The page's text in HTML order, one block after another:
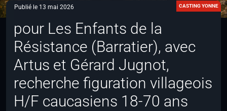
Publié le 13 mai 2026
CASTING YONNE
pour Les Enfants de la
Résistance (Barratier), avec
Artus et Gérard Jugnot,
recherche figuration villageois
H/F caucasiens 18-70 ans